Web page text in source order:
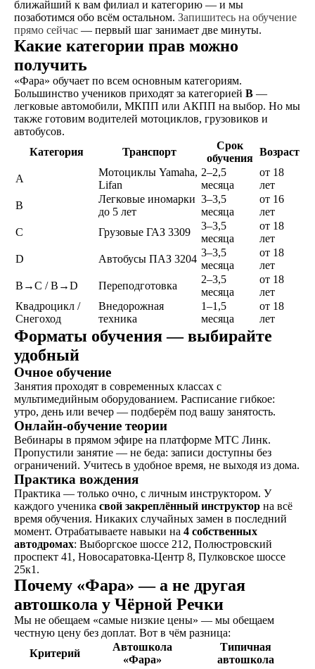
ближайший к вам филиал и категорию — и мы
позаботимся обо всём остальном. Запишитесь на обучение
прямо сейчас — первый шаг занимает две минуты.
Какие категории прав можно
получить
«Фара» обучает по всем основным категориям.
Большинство учеников приходят за категорией B —
легковые автомобили, МКПП или АКПП на выбор. Но мы
также готовим водителей мотоциклов, грузовиков и
автобусов.
Категория
Транспорт
Срок
обучения
Возраст
A
Мотоциклы Yamaha,
Lifan
2–2,5
месяца
от 18
лет
B
Легковые иномарки
до 5 лет
3–3,5
месяца
от 16
лет
C
Грузовые ГАЗ 3309
3–3,5
месяца
от 18
лет
D
Автобусы ПАЗ 3204
3–3,5
месяца
от 18
лет
B→C / B→D
Переподготовка
2–3,5
месяца
от 18
лет
Квадроцикл /
Снегоход
Внедорожная
техника
1–1,5
месяца
от 18
лет
Форматы обучения — выбирайте
удобный
Очное обучение
Занятия проходят в современных классах с
мультимедийным оборудованием. Расписание гибкое:
утро, день или вечер — подберём под вашу занятость.
Онлайн-обучение теории
Вебинары в прямом эфире на платформе МТС Линк.
Пропустили занятие — не беда: записи доступны без
ограничений. Учитесь в удобное время, не выходя из дома.
Практика вождения
Практика — только очно, с личным инструктором. У
каждого ученика свой закреплённый инструктор на всё
время обучения. Никаких случайных замен в последний
момент. Отрабатываете навыки на 4 собственных
автодромах: Выборгское шоссе 212, Полюстровский
проспект 41, Новосаратовка-Центр 8, Пулковское шоссе
25к1.
Почему «Фара» — а не другая
автошкола у Чёрной Речки
Мы не обещаем «самые низкие цены» — мы обещаем
честную цену без доплат. Вот в чём разница:
Критерий
Автошкола
«Фара»
Типичная
автошкола
У нас 4 автодрома, полностью
оборудованных для
оттачивания своих навыков
вождения
СВОИ АВТОДРОМЫ
Предоставление автобуса
на экзаменах в автошколе
КОМФОРТ
оплата топлива, автодрома
и первые попытки экзаменов
входят в стоимость обучения
Возможность прохождения
водительской медицинской
комиссии на филиале
ВСЕ В ОДНОМ МЕСТЕ